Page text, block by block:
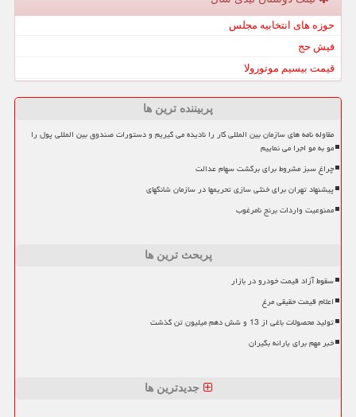
حوزه های انتخابیه مجلس
فیش حج
قیمت بیسیم موتورولا
پربیننده ترین ها
مقاوله نامه های سازمان بین المللی کار را نادیده می گیریم و دستورات صندوق بین المللی پول را
مو به مو اجرا می نماییم
چراغ سبز مشروط برای برگشت سهام عدالت
پیشنهاد تهران برای خنثی سازی تحریمها در سازمان شانگهای
ممنوعیت واردات برنج نامرغوب
پربحث ترین ها
سقوط آزاد قیمت خودرو در بازار
اعلام قیمت حقیقی مرغ
تولید محصولات باغی از 13 و شش دهم میلیون تن گذشت
خبر مهم برای یارانه بگیران
جدیدترین ها